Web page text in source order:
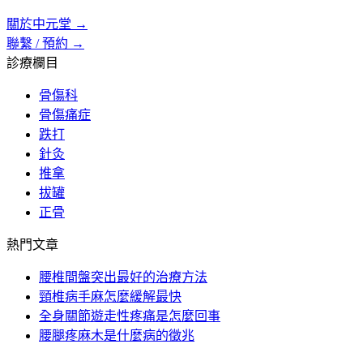
關於中元堂 →
聯繫 / 預約 →
診療欄目
骨傷科
骨傷痛症
跌打
針灸
推拿
拔罐
正骨
熱門文章
腰椎間盤突出最好的治療方法
頸椎病手麻怎麼緩解最快
全身關節遊走性疼痛是怎麼回事
腰腿疼麻木是什麼病的徵兆